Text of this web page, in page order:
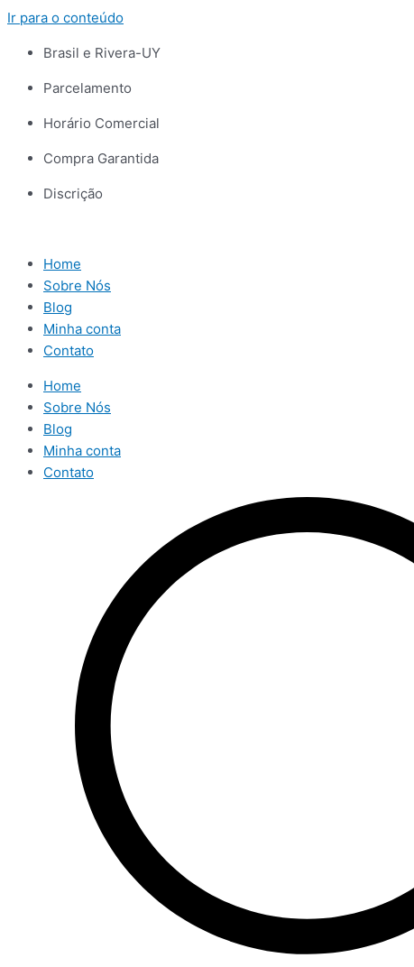
Ir para o conteúdo
Brasil e Rivera-UY
Parcelamento
Horário Comercial
Compra Garantida
Discrição
Home
Sobre Nós
Blog
Minha conta
Contato
Home
Sobre Nós
Blog
Minha conta
Contato